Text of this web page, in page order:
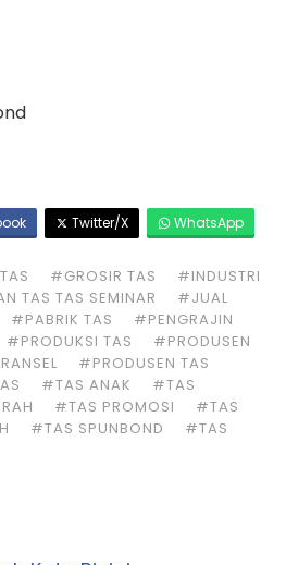
Twitter/X WhatsApp
#GROSIR TAS
#INDUSTRI
TAS TAS SEMINAR
#JUAL
#PABRIK TAS
#PENGRAJIN
#PRODUKSI TAS
#PRODUSEN
#PRODUSEN TAS
#TAS ANAK
#TAS
#TAS PROMOSI
#TAS
#TAS SPUNBOND
#TAS